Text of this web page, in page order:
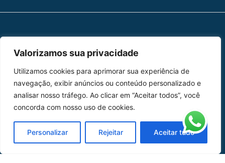
Valorizamos sua privacidade
Utilizamos cookies para aprimorar sua experiência de
navegação, exibir anúncios ou conteúdo personalizado e
analisar nosso tráfego. Ao clicar em “Aceitar todos”, você
concorda com nosso uso de cookies.
Personalizar Rejeitar Aceitar tudo
Peças
Catálogo de Aplicações
Oficina de Mangueiras